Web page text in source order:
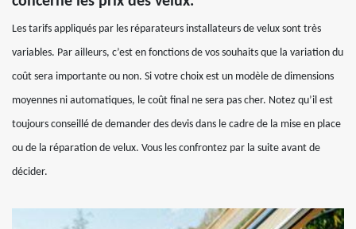
Les tarifs appliqués par les réparateurs installateurs de velux sont très
variables. Par ailleurs, c’est en fonctions de vos souhaits que la variation du
coût sera importante ou non. Si votre choix est un modèle de dimensions
moyennes ni automatiques, le coût final ne sera pas cher. Notez qu’il est
toujours conseillé de demander des devis dans le cadre de la mise en place
ou de la réparation de velux. Vous les confrontez par la suite avant de
décider.